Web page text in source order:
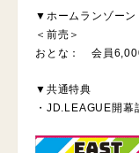
▼ホームランゾーン
＜前売＞
おとな： 会員
▼共通特典
・JD.LEAGUE開幕